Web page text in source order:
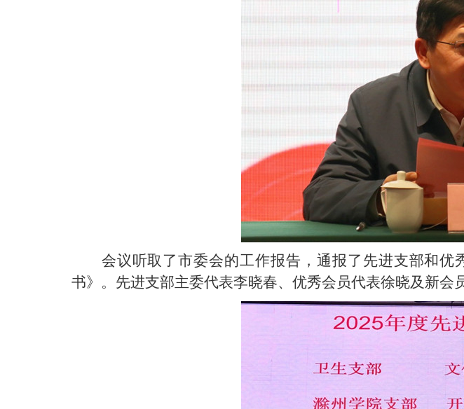
会议听取了市委会的工作报告，通报了先进支部和
书》。先进支部主委代表李晓春、优秀会员代表徐晓及新会